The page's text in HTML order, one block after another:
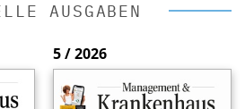
AUSGABEN
5 / 2026